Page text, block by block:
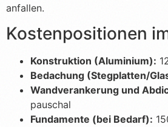
anfallen.
Kostenpositionen
Konstruktion (Aluminium):
Bedachung (Stegplatten/
Wandverankerung und
pauschal
Fundamente (bei Bedarf):